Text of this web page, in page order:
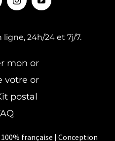
24h/24 et 7j/7.
mon or
votre or
postal
française | Conception